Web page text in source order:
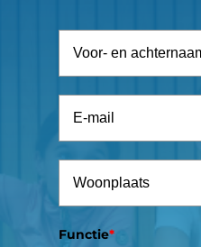
Functie*